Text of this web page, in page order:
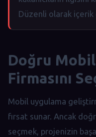
Düzenli olarak içerik
Doğru
Firmasını
Mobil uygulama
fırsat sunar. Ancak
seçmek, projenizin